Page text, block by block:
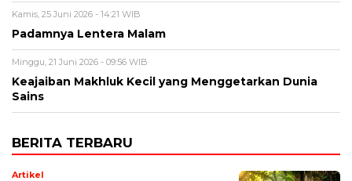
Kamis, 25 Juni 2026 - 14:21 WIB
Padamnya Lentera Malam
Minggu, 21 Juni 2026 - 09:56 WIB
Keajaiban Makhluk Kecil yang Menggetarkan Dunia
Sains
BERITA TERBARU
Artikel